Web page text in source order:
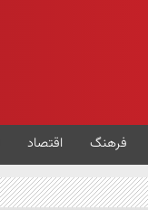
فرهنگ اقتصاد